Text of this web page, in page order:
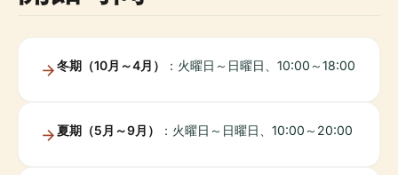
冬期（10月～4月） ：火曜日～日曜日、10:00～18:00
夏期（5月～9月） ：火曜日～日曜日、10:00～20:00